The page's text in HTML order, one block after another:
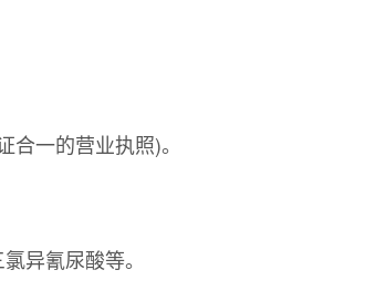
一的营业执照)。
异氰尿酸等。